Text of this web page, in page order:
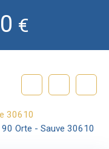
€
30610
Orte - Sauve 30610